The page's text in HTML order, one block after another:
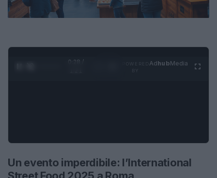
0:28 /
AdhubMedia
Un evento imperdibile: l’International
Street Food 2025 a Roma